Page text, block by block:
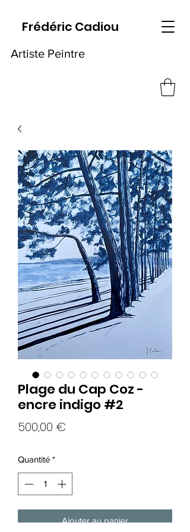
Frédéric Cadiou
Artiste Peintre
Plage du Cap Coz -
encre indigo #2
500,00 €
Quantité *
Ajouter au panier